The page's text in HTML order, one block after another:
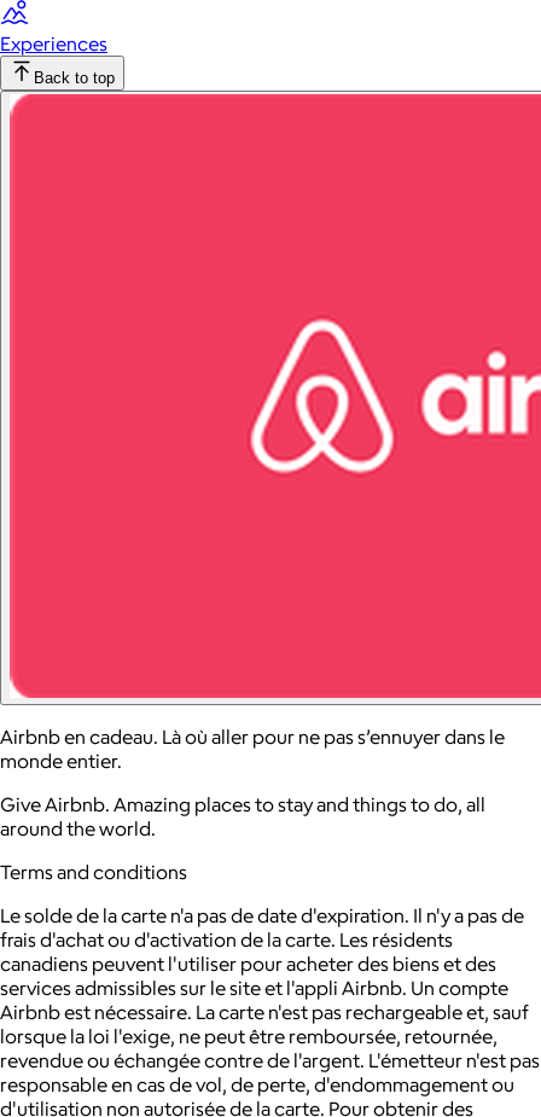
Experiences
Back to top
Airbnb en cadeau. Là où aller pour ne pas s’ennuyer dans le
monde entier.
Give Airbnb. Amazing places to stay and things to do, all
around the world.
Terms and conditions
Le solde de la carte n'a pas de date d'expiration. Il n'y a pas de
frais d'achat ou d'activation de la carte. Les résidents
canadiens peuvent l'utiliser pour acheter des biens et des
services admissibles sur le site et l'appli Airbnb. Un compte
Airbnb est nécessaire. La carte n'est pas rechargeable et, sauf
lorsque la loi l'exige, ne peut être remboursée, retournée,
revendue ou échangée contre de l'argent. L'émetteur n'est pas
responsable en cas de vol, de perte, d'endommagement ou
d'utilisation non autorisée de la carte. Pour obtenir des